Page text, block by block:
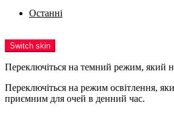
Останні
Switch skin
Переключіться на темний режим, який
Переключіться на режим освітлення,
приємним для очей в денний час.